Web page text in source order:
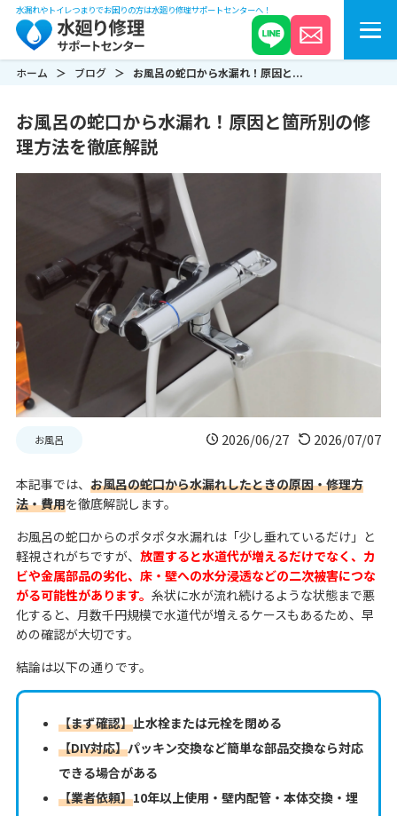
水漏れやトイレつまりでお困りの方は水廻り修理サポートセンターへ！
ホーム ブログ お風呂の蛇口から水漏れ！原因と...
お風呂の蛇口から水漏れ！原因と箇所別の修
理方法を徹底解説
お風呂 2026/06/27 2026/07/07
本記事では、 お風呂の蛇口から水漏れしたときの原因・修理方
法・費用を徹底解説します。
お風呂の蛇口からのポタポタ水漏れは「少し垂れているだけ」と
軽視されがちですが、 放置すると水道代が増えるだけでなく、カ
ビや金属部品の劣化、床・壁への水分浸透などの二次被害につな
がる可能性があります。 糸状に水が流れ続けるような状態まで悪
化すると、月数千円規模で水道代が増えるケースもあるため、早
めの確認が大切です。
結論は以下の通りです。
【まず確認】止水栓または元栓を閉める
【DIY対応】パッキン交換など簡単な部品交換なら対応
できる場合がある
【業者依頼】10年以上使用・壁内配管・本体交換・埋